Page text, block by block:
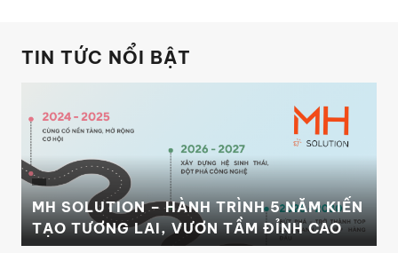
TIN TỨC NỔI BẬT
MH SOLUTION – HÀNH TRÌNH 5 NĂM KIẾN
TẠO TƯƠNG LAI, VƯƠN TẦM ĐỈNH CAO